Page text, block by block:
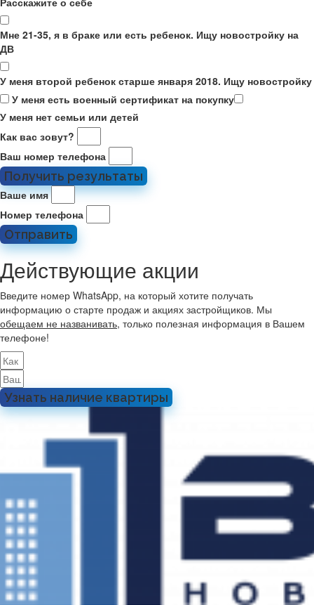
Мне 21-35, я в браке или есть ребенок. Ищу новостройку на
ДВ
У меня второй ребенок старше января 2018. Ищу новостройку
У меня есть военный сертификат на покупку
У меня нет семьи или детей
Как вас зовут?
Ваш номер телефона
Получить результаты
Ваше имя
Номер телефона
Отправить
Действующие акции
Введите номер WhatsApp, на который хотите получать
информацию о старте продаж и акциях застройщиков. Мы
обещаем не названивать, только полезная информация в Вашем
телефоне!
Узнать наличие квартиры